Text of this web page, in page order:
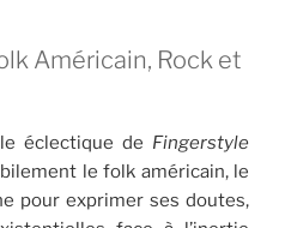
Américain, Rock et
éclectique de Fingerstyle
le folk américain, le
pour exprimer ses doutes,